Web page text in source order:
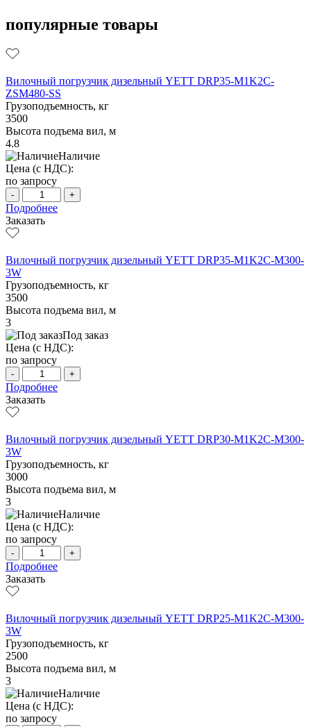
популярные товары
Вилочный погрузчик дизельный YETT DRP35-M1K2C-
ZSM480-SS
Грузоподъемность, кг
3500
Высота подъема вил, м
4.8
Наличие
Цена (с НДС):
по запросу
- +
Подробнее
Заказать
Вилочный погрузчик дизельный YETT DRP35-M1K2C-M300-
3W
Грузоподъемность, кг
3500
Высота подъема вил, м
3
Под заказ
Цена (с НДС):
по запросу
- +
Подробнее
Заказать
Вилочный погрузчик дизельный YETT DRP30-M1K2C-M300-
3W
Грузоподъемность, кг
3000
Высота подъема вил, м
3
Наличие
Цена (с НДС):
по запросу
- +
Подробнее
Заказать
Вилочный погрузчик дизельный YETT DRP25-M1K2C-M300-
3W
Грузоподъемность, кг
2500
Высота подъема вил, м
3
Наличие
Цена (с НДС):
по запросу